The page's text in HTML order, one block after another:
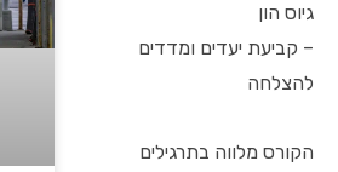
גיוס הון
– קביעת יעדים ומדדים
להצלחה
הקורס מלווה בתרגילים